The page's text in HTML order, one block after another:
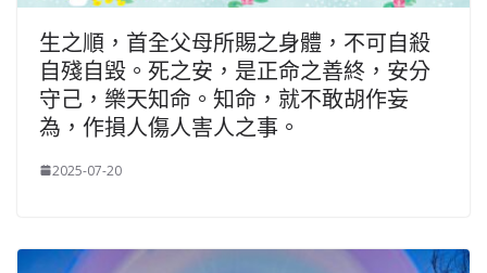
生之順，首全父母所賜之身體，不可自殺
自殘自毀。死之安，是正命之善終，安分
守己，樂天知命。知命，就不敢胡作妄
為，作損人傷人害人之事。
2025-07-20